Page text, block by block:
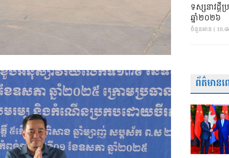
ទស្សនាវដ្ដី
ឆ្នាំ២០២៦
ចំនួនអាន (
ព័ត៌មាន